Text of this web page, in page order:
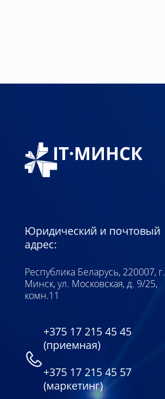
Юридический и почтовый
адрес:
Республика Беларусь, 220007, г.
Минск, ул. Московская, д. 9/25,
комн.11
+375 17 215 45 45
(приемная)
+375 17 215 45 57
(маркетинг)